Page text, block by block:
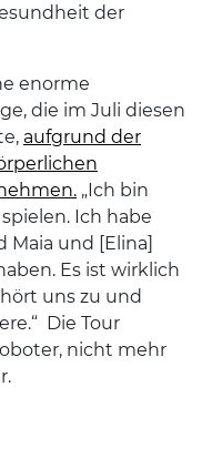
der
enorme
die im Juli diesen
aufgrund der
„Ich bin
Ich habe
Maia und [Elina]
Es ist wirklich
uns zu und
Die Tour
nicht mehr